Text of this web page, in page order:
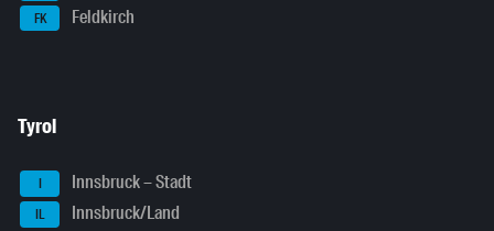
FK Feldkirch
Tyrol
I Innsbruck – Stadt
IL Innsbruck/Land